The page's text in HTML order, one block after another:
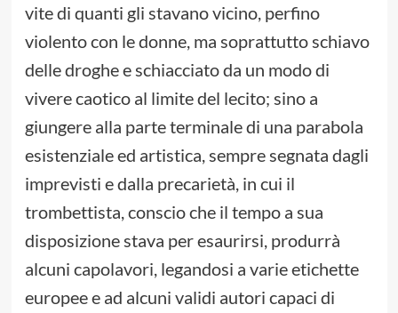
vite di quanti gli stavano vicino, perfino
violento con le donne, ma soprattutto schiavo
delle droghe e schiacciato da un modo di
vivere caotico al limite del lecito; sino a
giungere alla parte terminale di una parabola
esistenziale ed artistica, sempre segnata dagli
imprevisti e dalla precarietà, in cui il
trombettista, conscio che il tempo a sua
disposizione stava per esaurirsi, produrrà
alcuni capolavori, legandosi a varie etichette
europee e ad alcuni validi autori capaci di